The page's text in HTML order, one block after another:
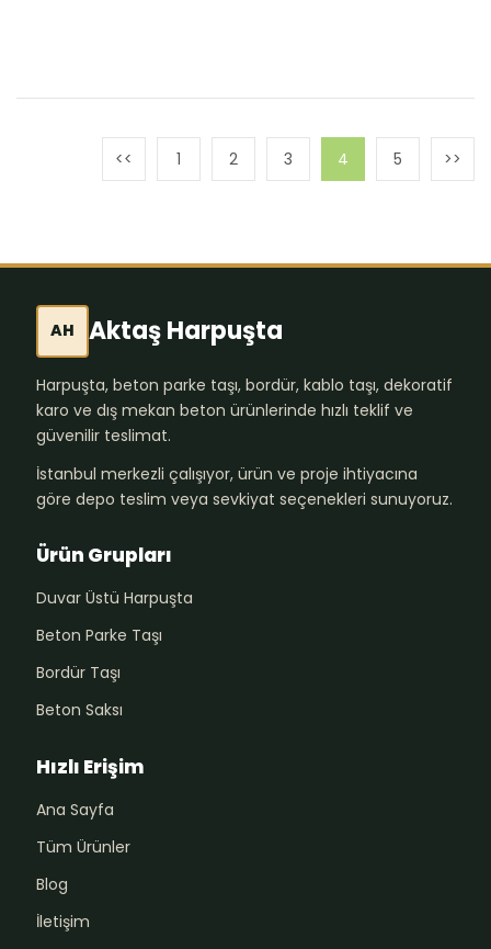
1 2 3 4 5
AH Aktaş Harpuşta
Harpuşta, beton parke taşı, bordür, kablo taşı, dekoratif
karo ve dış mekan beton ürünlerinde hızlı teklif ve
güvenilir teslimat.
İstanbul merkezli çalışıyor, ürün ve proje ihtiyacına
göre depo teslim veya sevkiyat seçenekleri sunuyoruz.
Ürün Grupları
Duvar Üstü Harpuşta
Beton Parke Taşı
Bordür Taşı
Beton Saksı
Hızlı Erişim
Ana Sayfa
Tüm Ürünler
Blog
İletişim